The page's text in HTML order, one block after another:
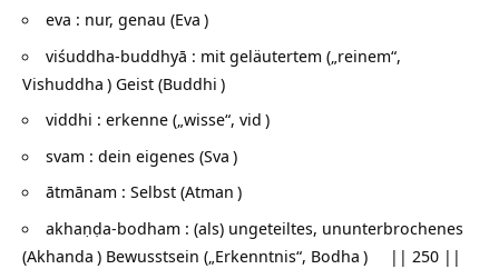
eva : nur, genau (Eva )
viśuddha-buddhyā : mit geläutertem („reinem“,
Vishuddha ) Geist (Buddhi )
viddhi : erkenne („wisse“, vid )
svam : dein eigenes (Sva )
ātmānam : Selbst (Atman )
akhaṇḍa-bodham : (als) ungeteiltes, ununterbrochenes
(Akhanda ) Bewusstsein („Erkenntnis“, Bodha ) || 250 ||